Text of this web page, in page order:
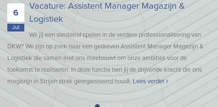
6
Jul
Vacature: Assistent Manager Magazijn &
Logistiek
Wil jij een sleutelrol spelen in de verdere professionalisering van
DKW? We zijn op zoek naar een gedreven Assistent Manager Magazijn &
Logistiek die samen met ons meebouwt om onze ambities voor de
toekomst te realiseren. In deze functie ben jij de drijvende kracht die ons
magazijn in Strijen strak georganiseerd houdt. Lees verder